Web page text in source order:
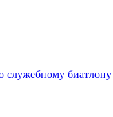
биатлону